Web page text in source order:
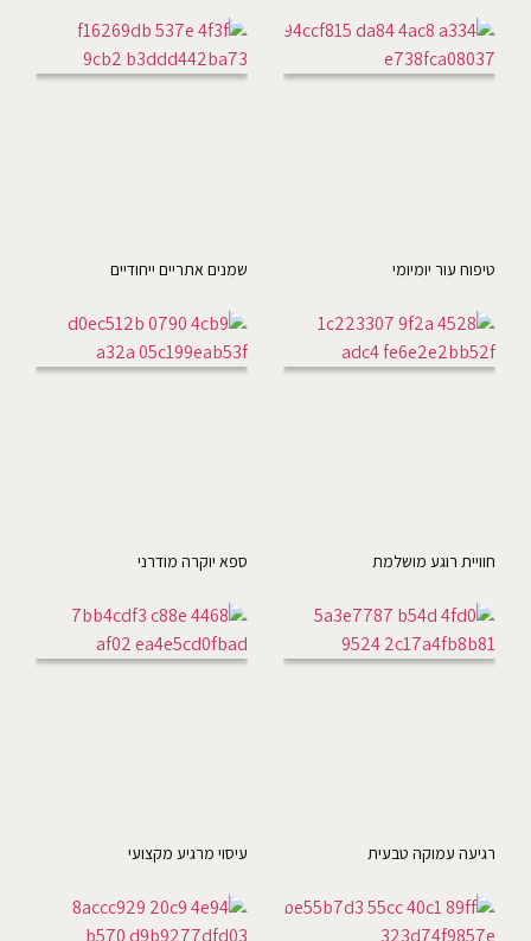
טיפוח עור יומיומי שמנים אתריים ייחודיים
חוויית רוגע מושלמת ספא יוקרה מודרני
רגיעה עמוקה טבעית עיסוי מרגיע מקצועי